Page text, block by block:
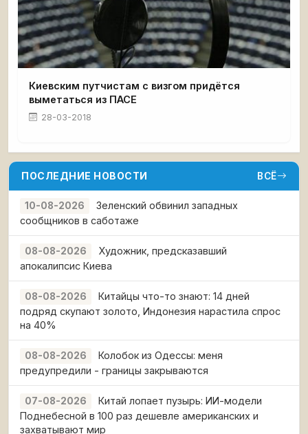
Киевским путчистам с визгом придётся
выметаться из ПАСЕ
28-03-2018
ПОСЛЕДНИЕ НОВОСТИ ВСЁ
10-08-2026
Зеленский обвинил западных
сообщников в саботаже
08-08-2026
Художник, предсказавший
апокалипсис Киева
08-08-2026
Китайцы что-то знают: 14 дней
подряд скупают золото, Индонезия нарастила спрос
на 40%
08-08-2026
Колобок из Одессы: меня
предупредили - границы закрываются
07-08-2026
Китай лопает пузырь: ИИ-модели
Поднебесной в 100 раз дешевле американских и
захватывают мир